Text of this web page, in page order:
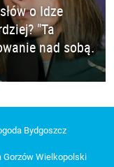
o Idze
"Ta
nad sobą.
Bydgoszcz
Gorzów Wielkopolski